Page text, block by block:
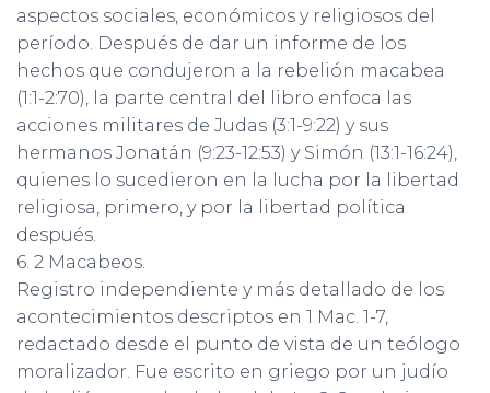
aspectos sociales, económicos y religiosos del
período. Después de dar un informe de los
hechos que condujeron a la rebelión macabea
(1:1-2:70), la parte central del libro enfoca las
acciones militares de Judas (3:1-9:22) y sus
hermanos Jonatán (9:23-12:53) y Simón (13:1-16:24),
quienes lo sucedieron en la lucha por la libertad
religiosa, primero, y por la libertad política
después.
6. 2 Macabeos.
Registro independiente y más detallado de los
acontecimientos descriptos en 1 Mac. 1-7,
redactado desde el punto de vista de un teólogo
moralizador. Fue escrito en griego por un judío